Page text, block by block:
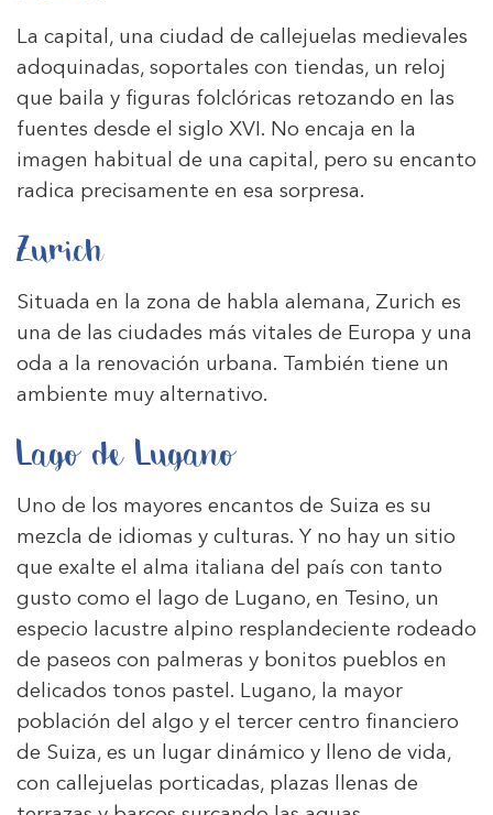
La capital, una ciudad de callejuelas medievales
adoquinadas, soportales con tiendas, un reloj
que baila y figuras folclóricas retozando en las
fuentes desde el siglo XVI. No encaja en la
imagen habitual de una capital, pero su encanto
radica precisamente en esa sorpresa.
Zurich
Situada en la zona de habla alemana, Zurich es
una de las ciudades más vitales de Europa y una
oda a la renovación urbana. También tiene un
ambiente muy alternativo.
Lago de Lugano
Uno de los mayores encantos de Suiza es su
mezcla de idiomas y culturas. Y no hay un sitio
que exalte el alma italiana del país con tanto
gusto como el lago de Lugano, en Tesino, un
especio lacustre alpino resplandeciente rodeado
de paseos con palmeras y bonitos pueblos en
delicados tonos pastel. Lugano, la mayor
población del algo y el tercer centro financiero
de Suiza, es un lugar dinámico y lleno de vida,
con callejuelas porticadas, plazas llenas de